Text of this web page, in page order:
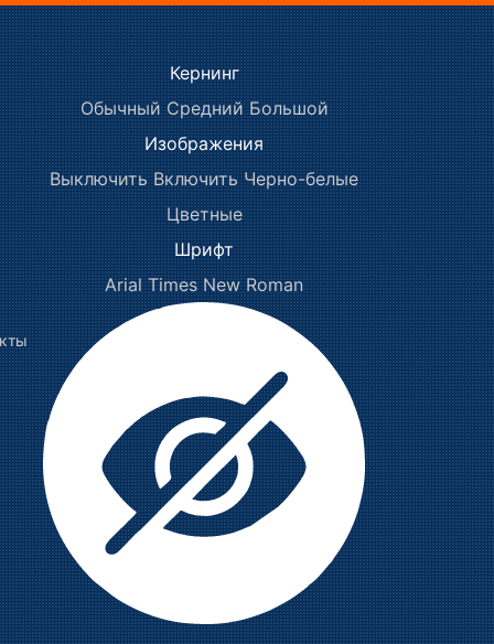
Кернинг
Обычный Средний Большой
Изображения
Выключить Включить Черно-белые
Цветные
Шрифт
Arial Times New Roman